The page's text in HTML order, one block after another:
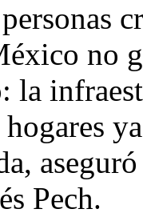
no
la
Pech.